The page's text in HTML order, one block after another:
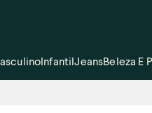
InfantilJeansBeleza E